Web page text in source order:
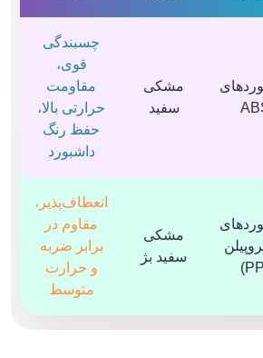
مشکی
سفید
چسبندگی
قوی،
مقاومت
حرارتی بالا،
حفظ رنگ
داشبورد
مشکی
سفید بژ
انعطاف‌پذیر،
مقاوم در
برابر ضربه
و حرارت
متوسط